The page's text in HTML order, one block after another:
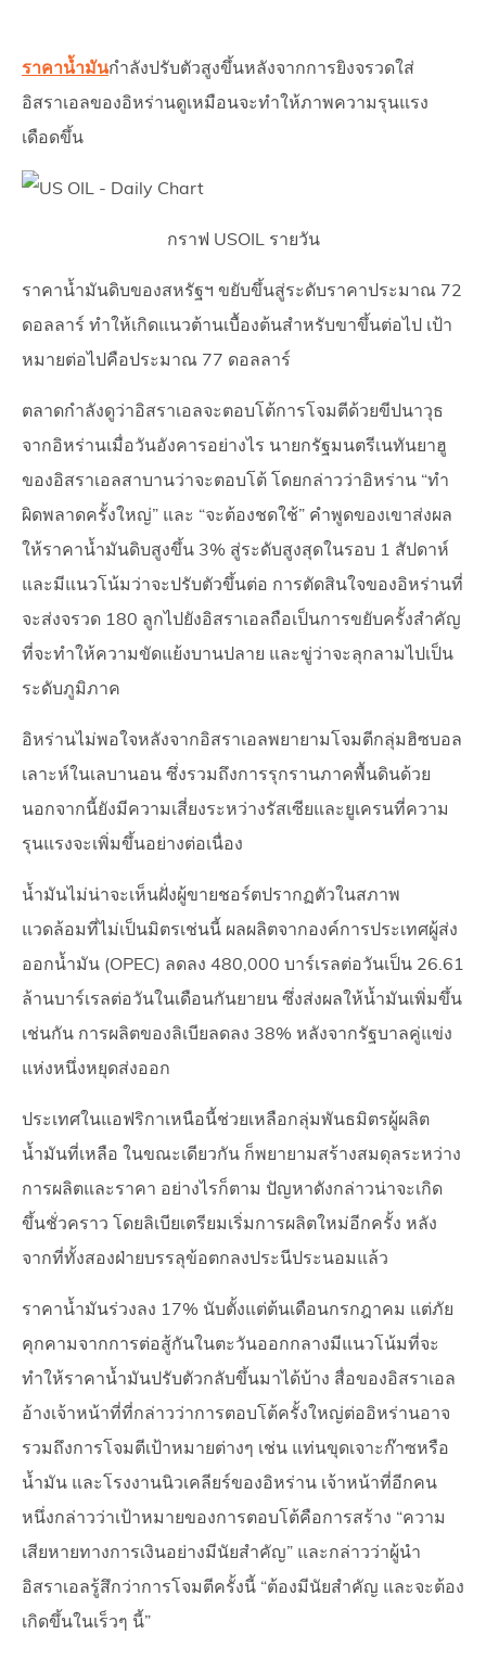
ราคาน้ำมันกำลังปรับตัวสูงขึ้นหลังจากการยิงจรวดใส่
อิสราเอลของอิหร่านดูเหมือนจะทำให้ภาพความรุนแรง
เดือดขึ้น
กราฟ USOIL รายวัน
ราคาน้ำมันดิบของสหรัฐฯ ขยับขึ้นสู่ระดับราคาประมาณ 72
ดอลลาร์ ทำให้เกิดแนวต้านเบื้องต้นสำหรับขาขึ้นต่อไป เป้า
หมายต่อไปคือประมาณ 77 ดอลลาร์
ตลาดกำลังดูว่าอิสราเอลจะตอบโต้การโจมตีด้วยขีปนาวุธ
จากอิหร่านเมื่อวันอังคารอย่างไร นายกรัฐมนตรีเนทันยาฮู
ของอิสราเอลสาบานว่าจะตอบโต้ โดยกล่าวว่าอิหร่าน “ทำ
ผิดพลาดครั้งใหญ่” และ “จะต้องชดใช้” คำพูดของเขาส่งผล
ให้ราคาน้ำมันดิบสูงขึ้น 3% สู่ระดับสูงสุดในรอบ 1 สัปดาห์
และมีแนวโน้มว่าจะปรับตัวขึ้นต่อ การตัดสินใจของอิหร่านที่
จะส่งจรวด 180 ลูกไปยังอิสราเอลถือเป็นการขยับครั้งสำคัญ
ที่จะทำให้ความขัดแย้งบานปลาย และขู่ว่าจะลุกลามไปเป็น
ระดับภูมิภาค
อิหร่านไม่พอใจหลังจากอิสราเอลพยายามโจมตีกลุ่มฮิซบอล
เลาะห์ในเลบานอน ซึ่งรวมถึงการรุกรานภาคพื้นดินด้วย
นอกจากนี้ยังมีความเสี่ยงระหว่างรัสเซียและยูเครนที่ความ
รุนแรงจะเพิ่มขึ้นอย่างต่อเนื่อง
น้ำมันไม่น่าจะเห็นฝั่งผู้ขายชอร์ตปรากฏตัวในสภาพ
แวดล้อมที่ไม่เป็นมิตรเช่นนี้ ผลผลิตจากองค์การประเทศผู้ส่ง
ออกน้ำมัน (OPEC) ลดลง 480,000 บาร์เรลต่อวันเป็น 26.61
ล้านบาร์เรลต่อวันในเดือนกันยายน ซึ่งส่งผลให้น้ำมันเพิ่มขึ้น
เช่นกัน การผลิตของลิเบียลดลง 38% หลังจากรัฐบาลคู่แข่ง
แห่งหนึ่งหยุดส่งออก
ประเทศในแอฟริกาเหนือนี้ช่วยเหลือกลุ่มพันธมิตรผู้ผลิต
น้ำมันที่เหลือ ในขณะเดียวกัน ก็พยายามสร้างสมดุลระหว่าง
การผลิตและราคา อย่างไรก็ตาม ปัญหาดังกล่าวน่าจะเกิด
ขึ้นชั่วคราว โดยลิเบียเตรียมเริ่มการผลิตใหม่อีกครั้ง หลัง
จากที่ทั้งสองฝ่ายบรรลุข้อตกลงประนีประนอมแล้ว
ราคาน้ำมันร่วงลง 17% นับตั้งแต่ต้นเดือนกรกฎาคม แต่ภัย
คุกคามจากการต่อสู้กันในตะวันออกกลางมีแนวโน้มที่จะ
ทำให้ราคาน้ำมันปรับตัวกลับขึ้นมาได้บ้าง สื่อของอิสราเอล
อ้างเจ้าหน้าที่ที่กล่าวว่าการตอบโต้ครั้งใหญ่ต่ออิหร่านอาจ
รวมถึงการโจมตีเป้าหมายต่างๆ เช่น แท่นขุดเจาะก๊าซหรือ
น้ำมัน และโรงงานนิวเคลียร์ของอิหร่าน เจ้าหน้าที่อีกคน
หนึ่งกล่าวว่าเป้าหมายของการตอบโต้คือการสร้าง “ความ
เสียหายทางการเงินอย่างมีนัยสำคัญ” และกล่าวว่าผู้นำ
อิสราเอลรู้สึกว่าการโจมตีครั้งนี้ “ต้องมีนัยสำคัญ และจะต้อง
เกิดขึ้นในเร็วๆ นี้”